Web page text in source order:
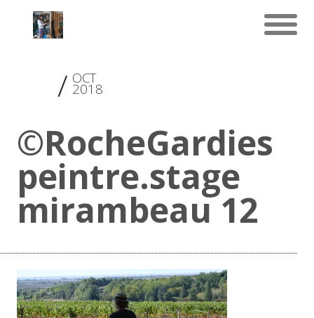
OCT
2018
©RocheGardies
peintre.stage
mirambeau 12